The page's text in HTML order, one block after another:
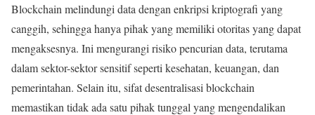
Blockchain melindungi data dengan enkripsi kriptografi yang
canggih, sehingga hanya pihak yang memiliki otoritas yang dapat
mengaksesnya. Ini mengurangi risiko pencurian data, terutama
dalam sektor-sektor sensitif seperti kesehatan, keuangan, dan
pemerintahan. Selain itu, sifat desentralisasi blockchain
memastikan tidak ada satu pihak tunggal yang mengendalikan